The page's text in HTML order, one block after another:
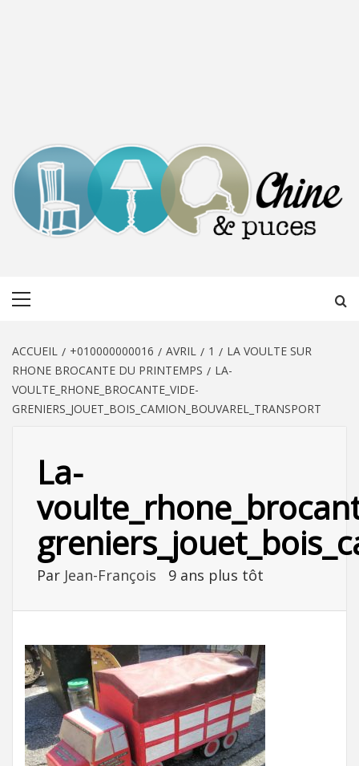
ACCUEIL +010000000016 AVRIL 1
LA VOULTE SUR
RHONE BROCANTE DU PRINTEMPS
LA-
VOULTE_RHONE_BROCANTE_VIDE-
GRENIERS_JOUET_BOIS_CAMION_BOUVAREL_TRANSPORT
La-
Par Jean-François 9 ans plus tôt